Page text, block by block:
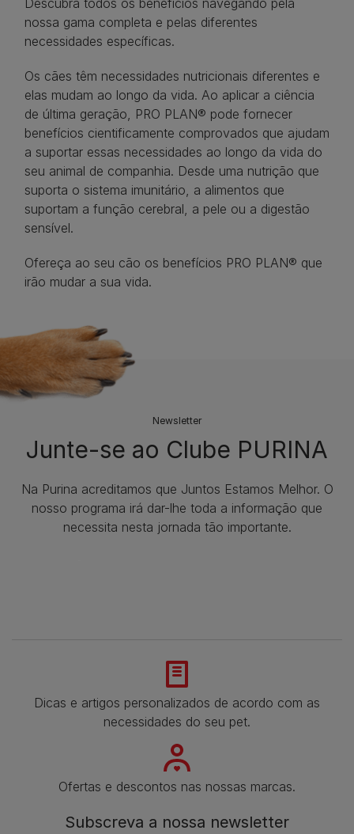
Descubra todos os benefícios navegando pela
nossa gama completa e pelas diferentes
necessidades específicas.
Os cães têm necessidades nutricionais diferentes e
elas mudam ao longo da vida. Ao aplicar a ciência
de última geração, PRO PLAN® pode fornecer
benefícios cientificamente comprovados que ajudam
a suportar essas necessidades ao longo da vida do
seu animal de companhia. Desde uma nutrição que
suporta o sistema imunitário, a alimentos que
suportam a função cerebral, a pele ou a digestão
sensível.
Ofereça ao seu cão os benefícios PRO PLAN® que
irão mudar a sua vida.
Newsletter
Junte-se ao Clube PURINA
Na Purina acreditamos que Juntos Estamos Melhor. O
nosso programa irá dar-lhe toda a informação que
necessita nesta jornada tão importante.
Dicas e artigos personalizados de acordo com as
necessidades do seu pet.
Ofertas e descontos nas nossas marcas.
Subscreva a nossa newsletter​